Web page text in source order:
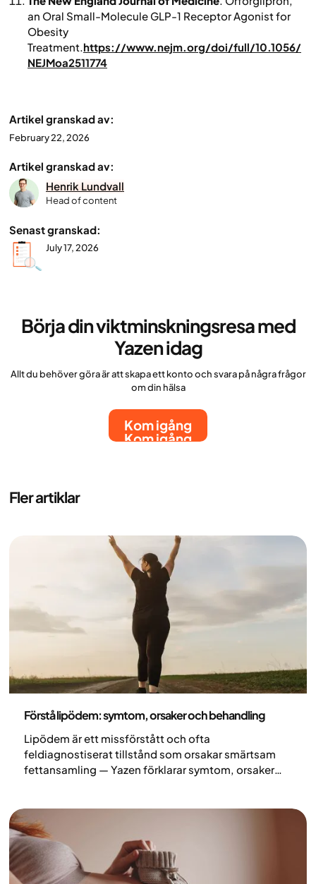
an Oral Small-Molecule GLP-1 Receptor Agonist for
Obesity
Treatment.https://www.nejm.org/doi/full/10.1056/
NEJMoa2511774
Artikel granskad av:
February 22, 2026
Artikel granskad av:
Henrik Lundvall
Head of content
Senast granskad:
July 17, 2026
Börja din viktminskningsresa med
Yazen idag
Allt du behöver göra är att skapa ett konto och svara på några frågor
om din hälsa
Kom igång
Kom igång
Fler artiklar
Förstå lipödem: symtom, orsaker och behandling
Lipödem är ett missförstått och ofta
feldiagnostiserat tillstånd som orsakar smärtsam
fettansamling — Yazen förklarar symtom, orsaker